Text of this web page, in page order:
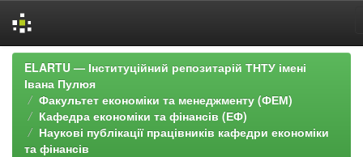
Skip
navigation
ELARTU — Інституційний репозитарій ТНТУ імені
Івана Пулюя
Факультет економіки та менеджменту (ФЕМ)
Кафедра економіки та фінансів (ЕФ)
Наукові публікації працівників кафедри економіки
та фінансів